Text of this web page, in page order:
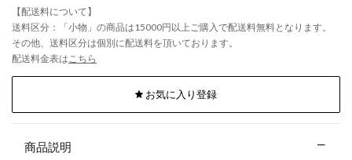
【配送料について】
送料区分：「小物」の商品は15000円以上ご購入で配送料無料となります。
その他、送料区分は個別に配送料を頂いております。
配送料金表は こちら
お気に入り登録
商品説明